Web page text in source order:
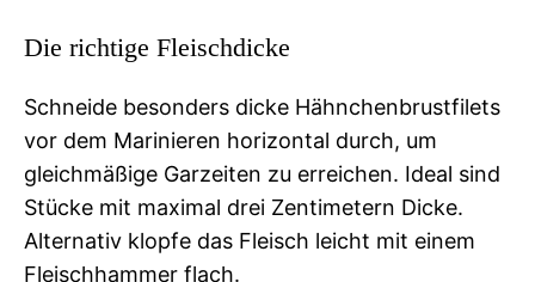
Die richtige Fleischdicke
Schneide besonders dicke Hähnchenbrustfilets
vor dem Marinieren horizontal durch, um
gleichmäßige Garzeiten zu erreichen. Ideal sind
Stücke mit maximal drei Zentimetern Dicke.
Alternativ klopfe das Fleisch leicht mit einem
Fleischhammer flach.